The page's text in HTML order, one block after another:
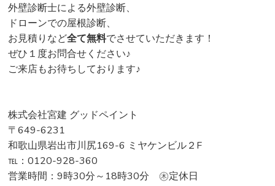
外壁診断士による外壁診断、
ドローンでの屋根診断、
お見積りなど全て無料でさせていただきます！
ぜひ１度お問合せください♪
ご来店もお待ちしております♪
株式会社宮建 グッドペイント
〒649-6231
和歌山県岩出市川尻169-6 ミヤケンビル２F
℡：0120-928-360
営業時間：9時30分～18時30分 ㊍定休日